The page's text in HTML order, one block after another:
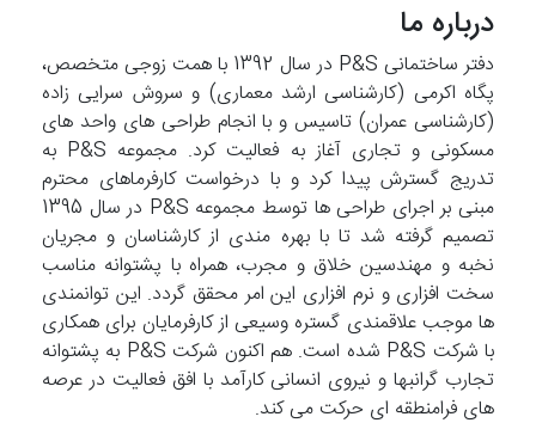
درباره ما
دفتر ساختمانی P&S در سال 1392 با همت زوجی متخصص،
پگاه اکرمی (کارشناسی ارشد معماری) و سروش سرایی زاده
(کارشناسی عمران) تاسیس و با انجام طراحی های واحد های
مسکونی و تجاری آغاز به فعالیت کرد. مجموعه P&S به
تدریج گسترش پیدا کرد و با درخواست کارفرماهای محترم
مبنی بر اجرای طراحی ها توسط مجموعه P&S در سال 1395
تصمیم گرفته شد تا با بهره مندی از کارشناسان و مجریان
نخبه و مهندسین خلاق و مجرب، همراه با پشتوانه مناسب
سخت افزاری و نرم افزاری این امر محقق گردد. این توانمندی
ها موجب علاقمندی گستره وسیعی از کارفرمایان برای همکاری
با شرکت P&S شده است. هم اکنون شرکت P&S به پشتوانه
تجارب گرانبها و نیروی انسانی کارآمد با افق فعالیت در عرصه
های فرامنطقه ای حرکت می کند.